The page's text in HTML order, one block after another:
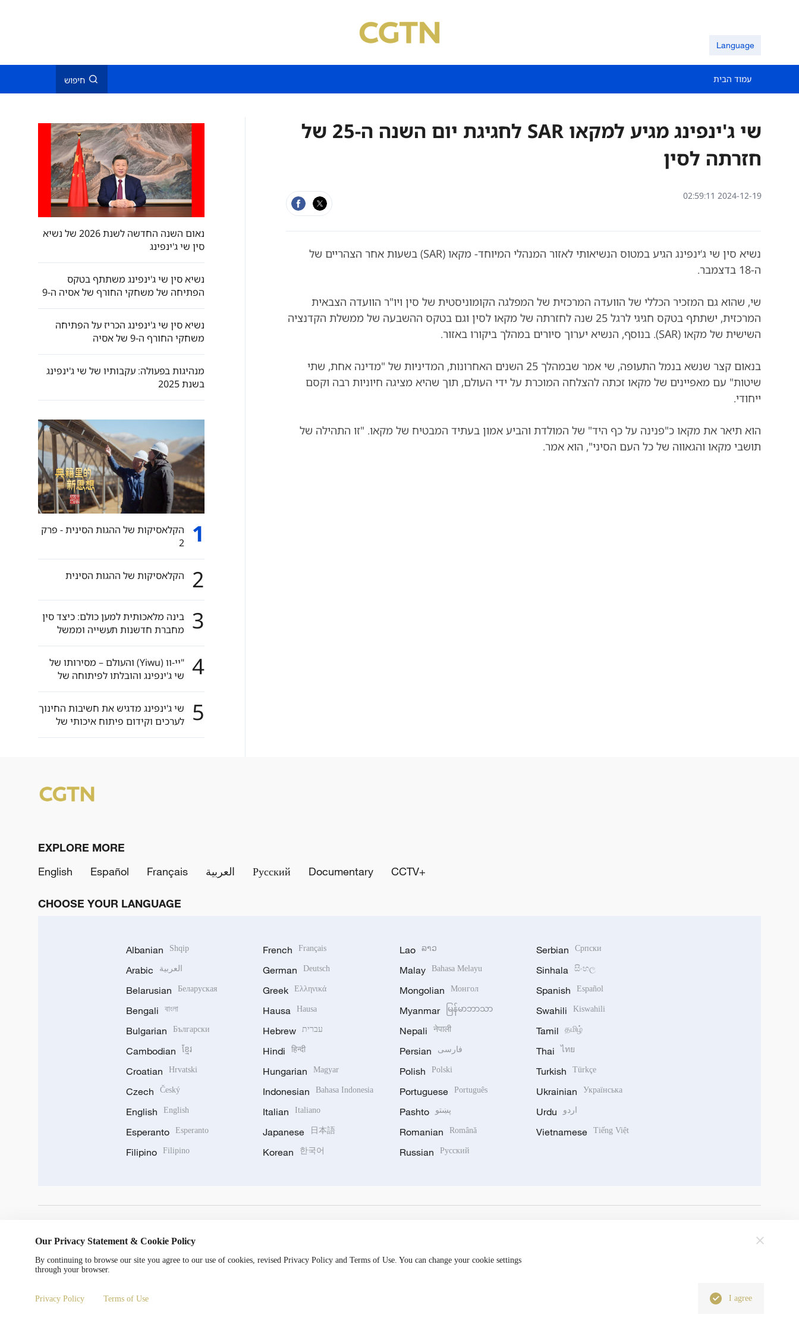
Language
עמוד הבית חיפוש
שי ג'ינפינג מגיע למקאו SAR לחגיגת יום השנה ה-25 של
חזרתה לסין
02:59:11 2024-12-19
נשיא סין שי ג‘ינפינג הגיע במטוס הנשיאותי לאזור המנהלי המיוחד- מקאו (SAR) בשעות אחר הצהריים של
ה-18 בדצמבר.
שי, שהוא גם המזכיר הכללי של הוועדה המרכזית של המפלגה הקומוניסטית של סין ויו"ר הוועדה הצבאית
המרכזית, ישתתף בטקס חגיגי לרגל 25 שנה לחזרתה של מקאו לסין וגם בטקס ההשבעה של ממשלת הקדנציה
השישית של מקאו (SAR). בנוסף, הנשיא יערוך סיורים במהלך ביקורו באזור.
בנאום קצר שנשא בנמל התעופה, שי אמר שבמהלך 25 ​​השנים האחרונות, המדיניות של "מדינה אחת, שתי
שיטות" עם מאפיינים של מקאו זכתה להצלחה המוכרת על ידי העולם, תוך שהיא מציגה חיוניות רבה וקסם
ייחודי.
הוא תיאר את מקאו כ"פנינה על כף היד" של המולדת והביע אמון בעתיד המבטיח של מקאו. "זו התהילה של
תושבי מקאו והגאווה של כל העם הסיני", הוא אמר.
נאום השנה החדשה לשנת 2026 של נשיא
סין שי ג'ינפינג
נשיא סין שי ג'ינפינג משתתף בטקס
הפתיחה של משחקי החורף של אסיה ה-9
נשיא סין שי ג'ינפינג הכריז על הפתיחה
משחקי החורף ה-9 של אסיה
מנהיגות בפעולה: עקבותיו של שי ג'ינפינג
בשנת 2025
1
הקלאסיקות של ההגות הסינית - פרק
2
2 הקלאסיקות של ההגות הסינית
3
בינה מלאכותית למען כולם: כיצד סין
מחברת חדשנות תעשייה וממשל
עולמי
4
"יי-וו (Yiwu) והעולם – מסירותו של
שי ג'ינפינג והובלתו לפיתוחה של
יי-וו"
5
שי ג'ינפינג מדגיש את חשיבות החינוך
לערכים וקידום פיתוח איכותי של
החינוך הבסיסי
EXPLORE MORE
English
Español Français العربية Русский Documentary CCTV+
CHOOSE YOUR LANGUAGE
Albanian Shqip
Arabic العربية
Belarusian Беларуская
Bengali বাংলা
Bulgarian Български
Cambodian ខ្មែរ
Croatian Hrvatski
Czech Český
English English
Esperanto Esperanto
Filipino Filipino
French Français
German Deutsch
Greek Ελληνικά
Hausa Hausa
Hebrew עברית
Hindi हिन्दी
Hungarian Magyar
Indonesian Bahasa Indonesia
Italian Italiano
Japanese 日本語
Korean 한국어
Lao ລາວ
Malay Bahasa Melayu
Mongolian Монгол
Myanmar မြန်မာဘာသာ
Nepali नेपाली
Persian فارسی
Polish Polski
Portuguese Português
Pashto پښتو
Romanian Română
Russian Русский
Serbian Српски
Sinhala සිංහල
Spanish Español
Swahili Kiswahili
Tamil தமிழ்
Thai ไทย
Turkish Türkçe
Ukrainian Українська
Urdu اردو
Vietnamese Tiếng Việt
Copyright © 2024 CGTN. 京ICP备20000184号
Our Privacy Statement & Cookie Policy
By continuing to browse our site you agree to our use of cookies, revised Privacy Policy and Terms of Use. You can change your cookie settings
through your browser.
Privacy Policy Terms of Use I agree